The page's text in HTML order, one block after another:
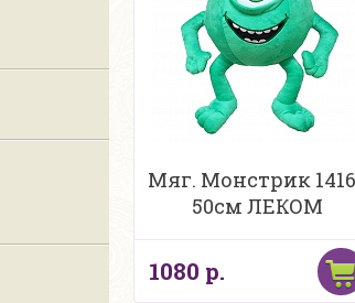
Мяг. Монстрик
50см ЛЕКОМ
1080 р.